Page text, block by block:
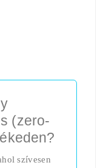
(zero-
szívesen